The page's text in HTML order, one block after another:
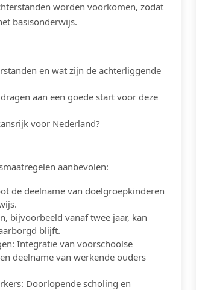
worden voorkomen, zodat
basisonderwijs.
en wat zijn de achterliggende
aan een goede start voor deze
voor Nederland?
aanbevolen:
de deelname van doelgroepkinderen
bijvoorbeeld vanaf twee jaar, kan
blijft.
Integratie van voorschoolse
deelname van werkende ouders
Doorlopende scholing en